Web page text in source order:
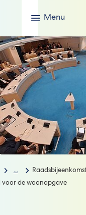
Menu
...
voor de woonopgave